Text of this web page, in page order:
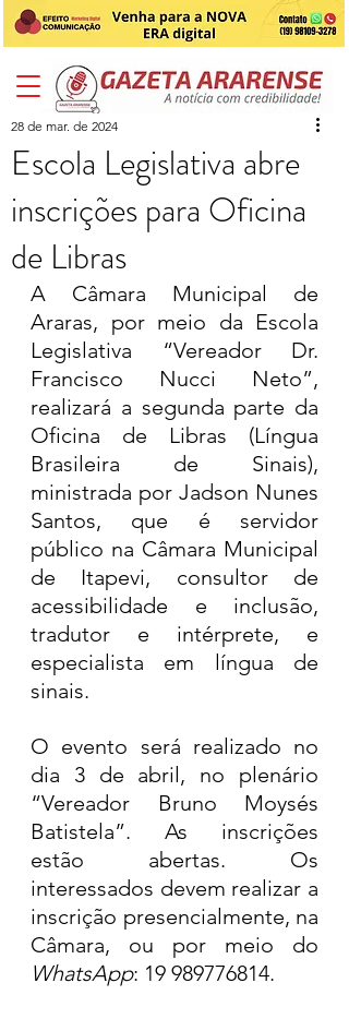
Escola Legislativa abre
inscrições para Oficina
de Libras
28 de mar. de 2024
A Câmara Municipal de
Araras, por meio da Escola
Legislativa “Vereador Dr.
Francisco Nucci Neto”,
realizará a segunda parte da
Oficina de Libras (Língua
Brasileira de Sinais),
ministrada por Jadson Nunes
Santos, que é servidor
público na Câmara Municipal
de Itapevi, consultor de
acessibilidade e inclusão,
tradutor e intérprete, e
especialista em língua de
sinais.
O evento será realizado no
dia 3 de abril, no plenário
“Vereador Bruno Moysés
Batistela”. As inscrições
estão abertas. Os
interessados devem realizar a
inscrição presencialmente, na
WhatsApp: 19 989776814.